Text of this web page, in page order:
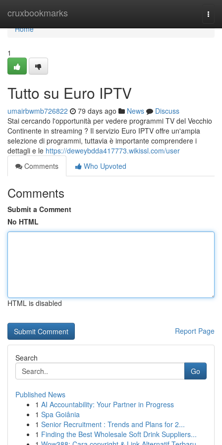
cruxbookmarks
Home
Home
1
Tutto su Euro IPTV
umairbwmb726822 79 days ago News
Discuss
Stai cercando l'opportunità per vedere programmi TV del Vecchio
Continente in streaming ? Il servizio Euro IPTV offre un'ampia
selezione di programmi, tuttavia è importante comprendere i
dettagli e le https://deweybdda417773.wikissl.com/user
Comments
Who Upvoted
Comments
Submit a Comment
No HTML
HTML is disabled
Report Page
Search
Go
Published News
1 AI Accountability: Your Partner in Progress
1 Spa Goiânia
1 Senior Recruitment : Trends and Plans for 2...
1 Finding the Best Wholesale Soft Drink Suppliers...